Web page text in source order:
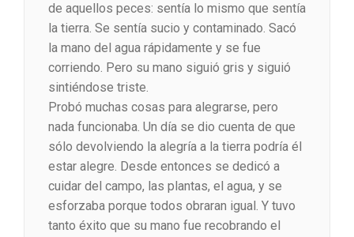
de aquellos peces: sentía lo mismo que sentía
la tierra. Se sentía sucio y contaminado. Sacó
la mano del agua rápidamente y se fue
corriendo. Pero su mano siguió gris y siguió
sintiéndose triste.
Probó muchas cosas para alegrarse, pero
nada funcionaba. Un día se dio cuenta de que
sólo devolviendo la alegría a la tierra podría él
estar alegre. Desde entonces se dedicó a
cuidar del campo, las plantas, el agua, y se
esforzaba porque todos obraran igual. Y tuvo
tanto éxito que su mano fue recobrando el